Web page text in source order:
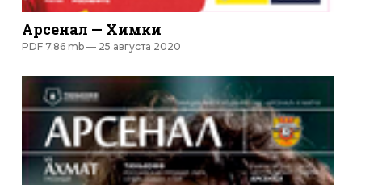
Арсенал — Химки
PDF 7.86 mb — 25 августа 2020